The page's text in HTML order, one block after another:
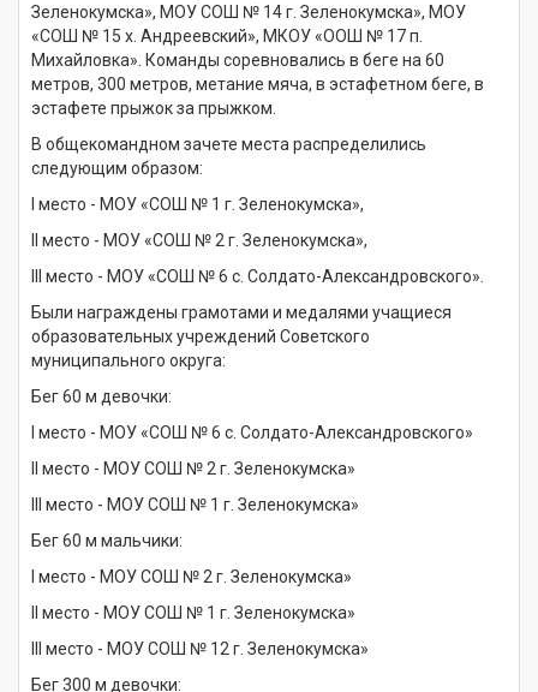
Зеленокумска», МОУ СОШ № 14 г. Зеленокумска», МОУ
«СОШ № 15 х. Андреевский», МКОУ «ООШ № 17 п.
Михайловка». Команды соревновались в беге на 60
метров, 300 метров, метание мяча, в эстафетном беге, в
эстафете прыжок за прыжком.
В общекомандном зачете места распределились
следующим образом:
I место - МОУ «СОШ № 1 г. Зеленокумска»,
II место - МОУ «СОШ № 2 г. Зеленокумска»,
III место - МОУ «СОШ № 6 с. Солдато-Александровского».
Были награждены грамотами и медалями учащиеся
образовательных учреждений Советского
муниципального округа:
Бег 60 м девочки:
I место - МОУ «СОШ № 6 с. Солдато-Александровского»
II место - МОУ СОШ № 2 г. Зеленокумска»
III место - МОУ СОШ № 1 г. Зеленокумска»
Бег 60 м мальчики:
I место - МОУ СОШ № 2 г. Зеленокумска»
II место - МОУ СОШ № 1 г. Зеленокумска»
III место - МОУ СОШ № 12 г. Зеленокумска»
Бег 300 м девочки: